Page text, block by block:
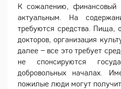
К сожалению, финансовый
актуальным. На
требуются средства. Пища,
докторов, организация
далее – все это требует
не спонсируются
добровольных началах.
пожилые люди могут